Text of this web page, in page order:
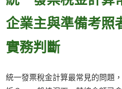
企業主與準備考照
實務判斷
統一發票稅金計算最常見的問題